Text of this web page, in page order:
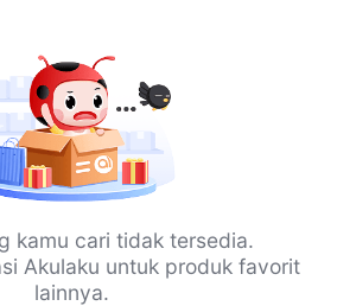
kamu cari tidak tersedia.
Akulaku untuk produk favorit
lainnya.